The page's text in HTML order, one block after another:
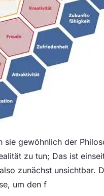
sie gewöhnlich der
zu tun; Das ist
zunächst unsichtbar.
um den f